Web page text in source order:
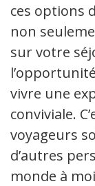
ces options
non
sur votre
vivre une
conviviale.
voyageurs
d’autres
monde à